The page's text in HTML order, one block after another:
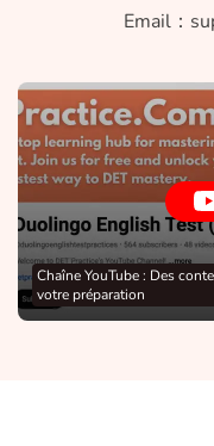
Email：
Chaîne YouTube : Des
votre préparation